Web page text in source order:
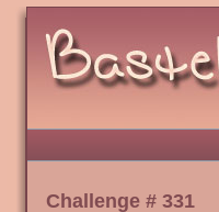
Challenge # 331